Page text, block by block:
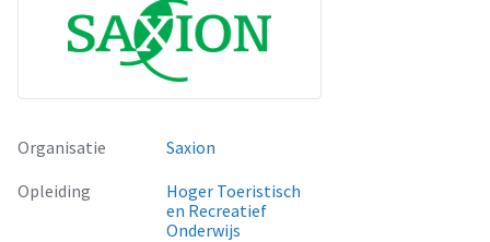
Organisatie
Saxion
Opleiding
Hoger Toeristisch
en Recreatief
Onderwijs